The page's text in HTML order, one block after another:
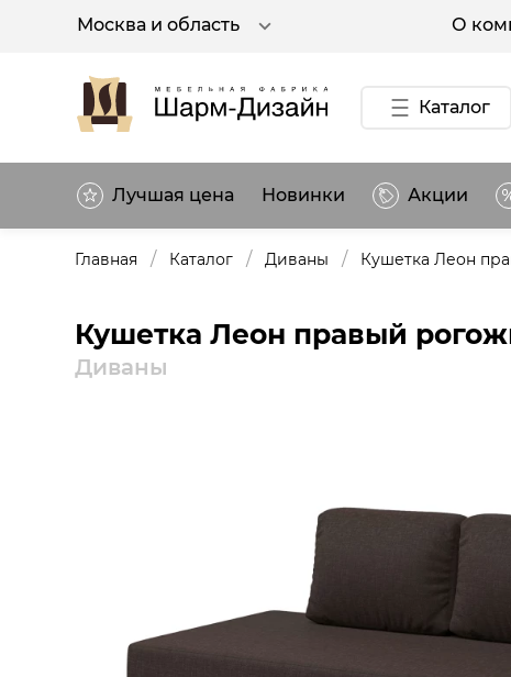
Москва и область О
Каталог
Лучшая цена Новинки Акции
Главная / Каталог / Диваны / Кушетка Леон
Кушетка Леон правый
Диваны